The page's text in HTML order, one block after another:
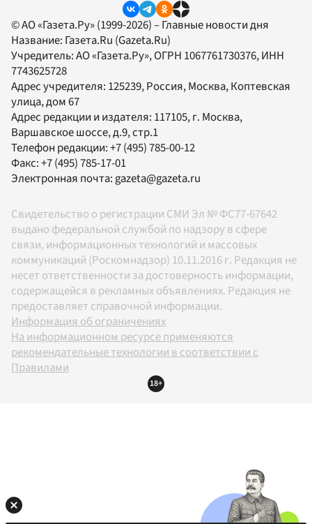
© АО «Газета.Ру» (1999-2026) – Главные новости дня
Название: Газета.Ru (Gazeta.Ru)
Учредитель:АО «Газета.Ру», ОГРН 1067761730376, ИНН
7743625728
Адрес учредителя: 125239, Россия, Москва, Коптевская
улица, дом 67
Адрес редакции и издателя: 117105, г. Москва,
Варшавское шоссе, д.9, стр.1
Телефон редакции:+7 (495) 785-00-12
Факс:+7 (495) 785-17-01
Электронная почта: gazeta@gazeta.ru
Свидетельство о регистрации СМИ Эл № ФС77-67642
выдано федеральной службой по надзору в сфере
связи, информационных технологий и массовых
коммуникаций (Роскомнадзор) 10.11.2016 г. Редакция не
несет ответственности за достоверность информации,
содержащейся в рекламных объявлениях. Редакция не
предоставляет справочной информации.
Информация об ограничениях
На информационном ресурсе применяются
рекомендательные технологии в соответствии с
Правилами
18+